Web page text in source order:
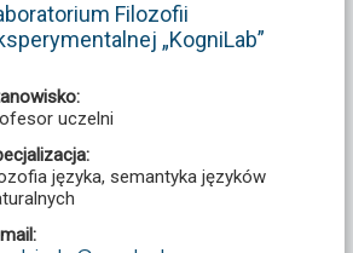
Filozofii
„KogniLab”
uczelni
języka, semantyka języków